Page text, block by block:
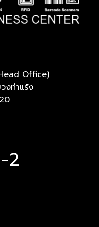
Office)
งท่าแร้ง
2